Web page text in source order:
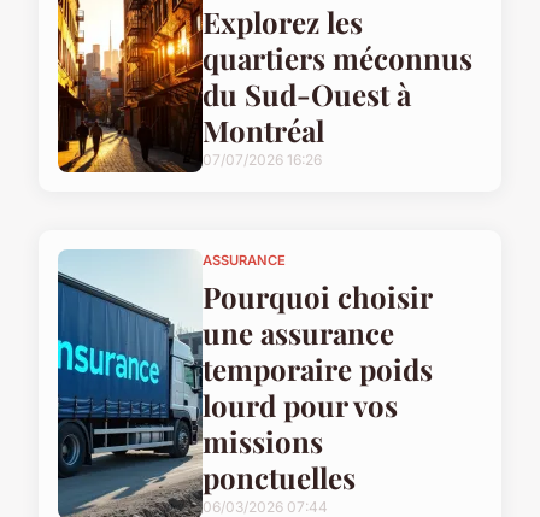
Explorez les
quartiers méconnus
du Sud-Ouest à
Montréal
07/07/2026 16:26
ASSURANCE
Pourquoi choisir
une assurance
temporaire poids
lourd pour vos
missions
ponctuelles
06/03/2026 07:44